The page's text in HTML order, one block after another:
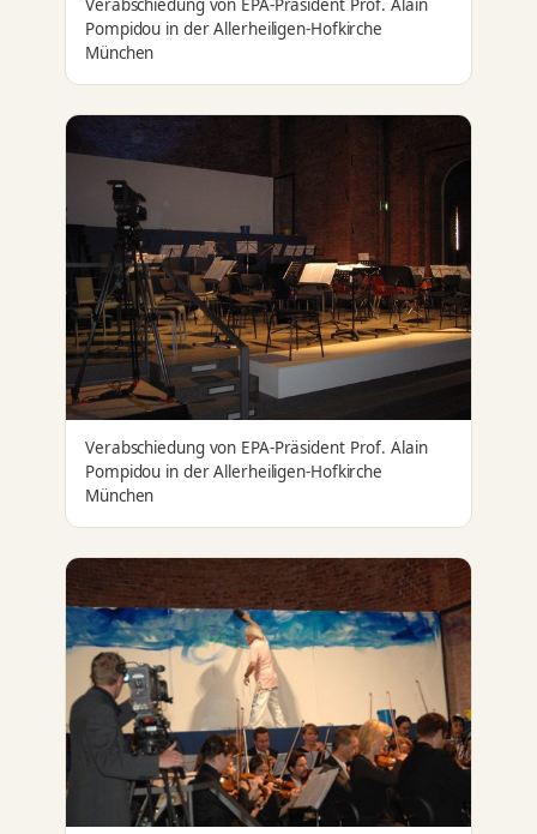
Verabschiedung von EPA-Präsident Prof. Alain
Pompidou in der Allerheiligen-Hofkirche
München
Verabschiedung von EPA-Präsident Prof. Alain
Pompidou in der Allerheiligen-Hofkirche
München